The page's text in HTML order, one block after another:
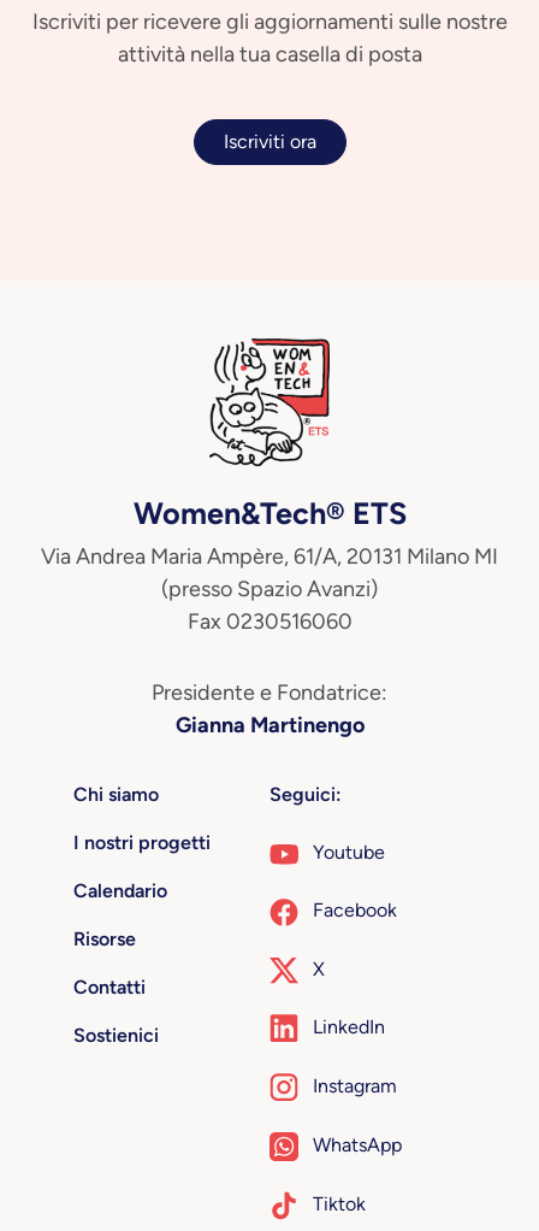
Iscriviti per ricevere gli aggiornamenti sulle nostre
attività nella tua casella di posta
Iscriviti ora
Women&Tech® ETS
Via Andrea Maria Ampère, 61/A, 20131 Milano MI
(presso Spazio Avanzi)
Fax 0230516060
Presidente e Fondatrice:
Gianna Martinengo
Chi siamo
I nostri progetti
Calendario
Risorse
Contatti
Sostienici
Seguici:
Youtube
Facebook
X
LinkedIn
Instagram
WhatsApp
Tiktok